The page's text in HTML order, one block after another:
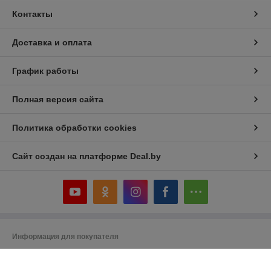
Контакты
Доставка и оплата
График работы
Полная версия сайта
Политика обработки cookies
Сайт создан на платформе Deal.by
Информация для покупателя